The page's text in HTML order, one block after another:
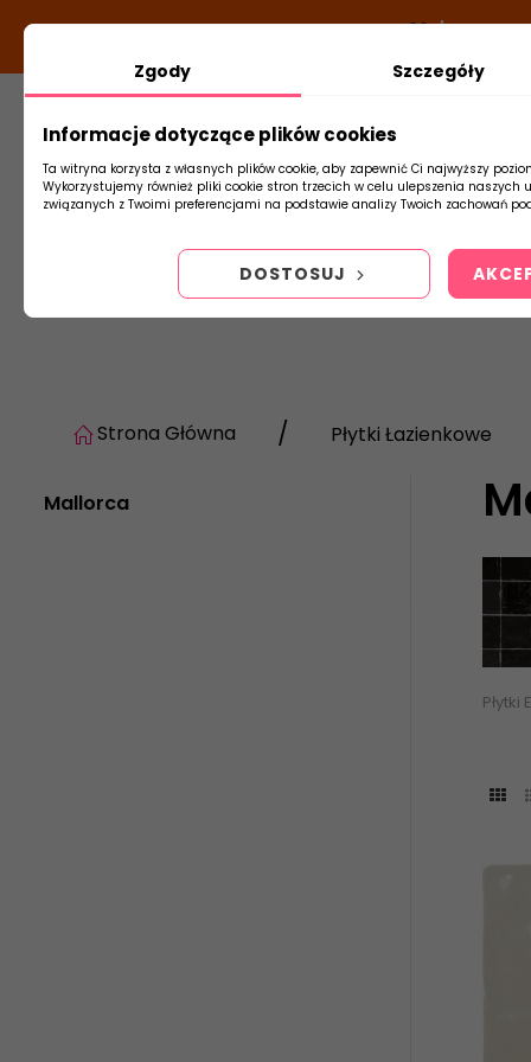
DODATKOWY RABAT Z KODEM:NEWLOOK26/
Płytki
Strona Główna Płytki Łazienkowe
Mallorca
Zgody Szczegóły
Informacje dotyczące plików cookies
Ta witryna korzysta z własnych plików cookie, aby zapewnić Ci najwyższy
Wykorzystujemy również pliki cookie stron trzecich w celu ulepszenia
związanych z Twoimi preferencjami na podstawie analizy Twoich zachowań
DOSTOSUJ